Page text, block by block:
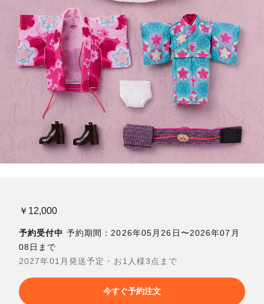
￥12,000
予約受付中 予約期間：2026年05月26日〜2026年07月
08日まで
2027年01月発送予定・お1人様3点まで
今すぐ予約注文